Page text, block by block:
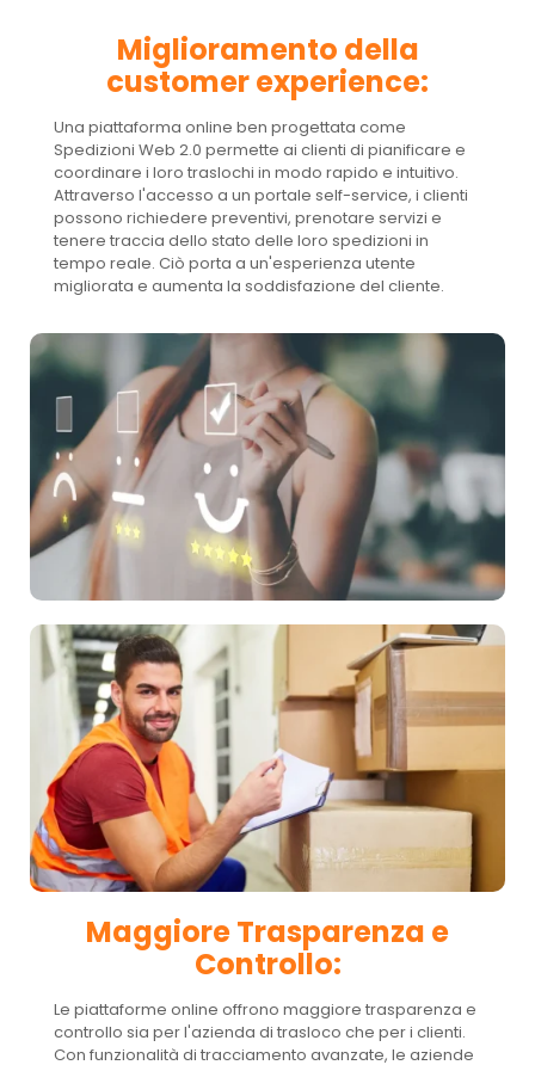
Miglioramento della
customer experience:
Una piattaforma online ben progettata come
Spedizioni Web 2.0 permette ai clienti di pianificare e
coordinare i loro traslochi in modo rapido e intuitivo.
Attraverso l'accesso a un portale self-service, i clienti
possono richiedere preventivi, prenotare servizi e
tenere traccia dello stato delle loro spedizioni in
tempo reale. Ciò porta a un'esperienza utente
migliorata e aumenta la soddisfazione del cliente.
Maggiore Trasparenza e
Controllo:
Le piattaforme online offrono maggiore trasparenza e
controllo sia per l'azienda di trasloco che per i clienti.
Con funzionalità di tracciamento avanzate, le aziende